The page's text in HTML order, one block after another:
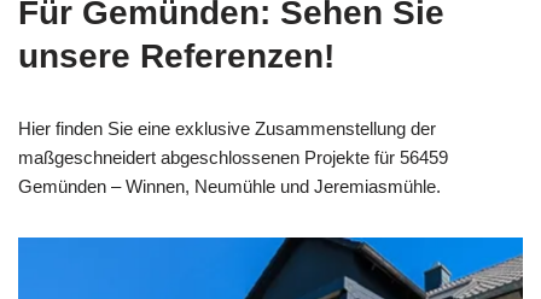
Für Gemünden: Sehen Sie
unsere Referenzen!
Hier finden Sie eine exklusive Zusammenstellung der
maßgeschneidert abgeschlossenen Projekte für 56459
Gemünden – Winnen, Neumühle und Jeremiasmühle.